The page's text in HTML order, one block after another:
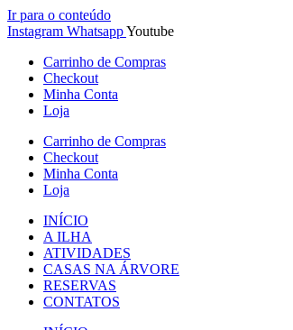
Ir para o conteúdo
Instagram WhatsappYoutube
Carrinho de Compras
Checkout
Minha Conta
Loja
Carrinho de Compras
Checkout
Minha Conta
Loja
INÍCIO
A ILHA
ATIVIDADES
CASAS NA ÁRVORE
RESERVAS
CONTATOS